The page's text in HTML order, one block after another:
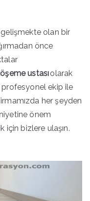
olan bir
önce
ustasıolarak
ekip ile
her şeyden
önem
için bizlere ulaşın.